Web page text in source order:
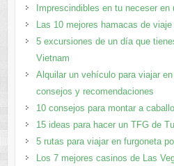
Imprescindibles en tu neceser
Las 10 mejores hamacas de
5 excursiones de un día que
Vietnam
Alquilar un vehículo para viajar
consejos y recomendaciones
10 consejos para montar a
15 ideas para hacer un TFG de
5 rutas para viajar en furgoneta
Los 7 mejores casinos de Las